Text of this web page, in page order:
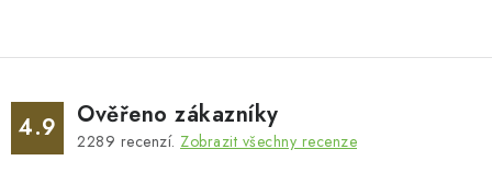
4.9 Ověřeno zákazníky
2289 recenzí. Zobrazit všechny recenze